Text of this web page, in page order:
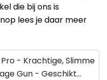
die bij ons is
lees je daar meer
- Krachtige, Slimme
Gun - Geschikt